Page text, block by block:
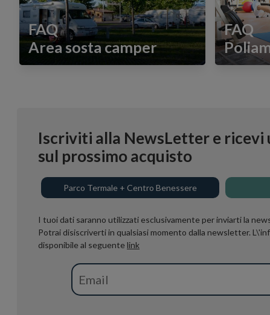
FAQ
Area sosta camper
FAQ
Iscriviti alla NewsLetter e ricevi
sul prossimo acquisto
Parco Termale + Centro Benessere
I tuoi dati saranno utilizzati esclusivamente per inviarti la
Potrai disiscriverti in qualsiasi momento dalla newsletter.
disponibile al seguente link